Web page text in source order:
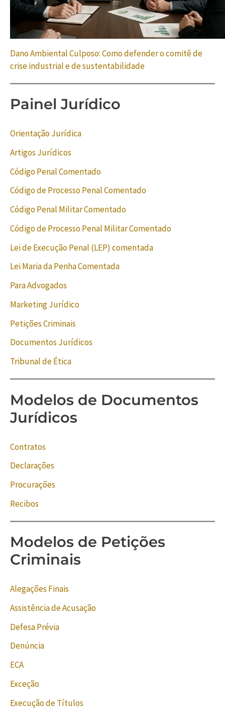
Dano Ambiental Culposo: Como defender o comitê de
crise industrial e de sustentabilidade
Painel Jurídico
Orientação Jurídica
Artigos Jurídicos
Código Penal Comentado
Código de Processo Penal Comentado
Código Penal Militar Comentado
Código de Processo Penal Militar Comentado
Lei de Execução Penal (LEP) comentada
Lei Maria da Penha Comentada
Para Advogados
Marketing Jurídico
Petições Criminais
Documentos Jurídicos
Tribunal de Ética
Modelos de Documentos
Jurídicos
Contratos
Declarações
Procurações
Recibos
Modelos de Petições
Criminais
Alegações Finais
Assistência de Acusação
Defesa Prévia
Denúncia
ECA
Exceção
Execução de Títulos